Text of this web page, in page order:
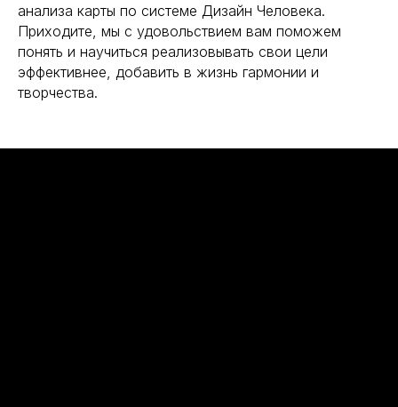
анализа карты по системе Дизайн Человека.
Приходите, мы с удовольствием вам поможем
понять и научиться реализовывать свои цели
эффективнее, добавить в жизнь гармонии и
творчества.